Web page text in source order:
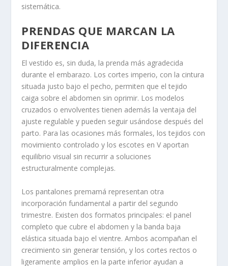
sistemática.
PRENDAS QUE MARCAN LA
DIFERENCIA
El vestido es, sin duda, la prenda más agradecida
durante el embarazo. Los cortes imperio, con la cintura
situada justo bajo el pecho, permiten que el tejido
caiga sobre el abdomen sin oprimir. Los modelos
cruzados o envolventes tienen además la ventaja del
ajuste regulable y pueden seguir usándose después del
parto. Para las ocasiones más formales, los tejidos con
movimiento controlado y los escotes en V aportan
equilibrio visual sin recurrir a soluciones
estructuralmente complejas.
Los pantalones premamá representan otra
incorporación fundamental a partir del segundo
trimestre. Existen dos formatos principales: el panel
completo que cubre el abdomen y la banda baja
elástica situada bajo el vientre. Ambos acompañan el
crecimiento sin generar tensión, y los cortes rectos o
ligeramente amplios en la parte inferior ayudan a